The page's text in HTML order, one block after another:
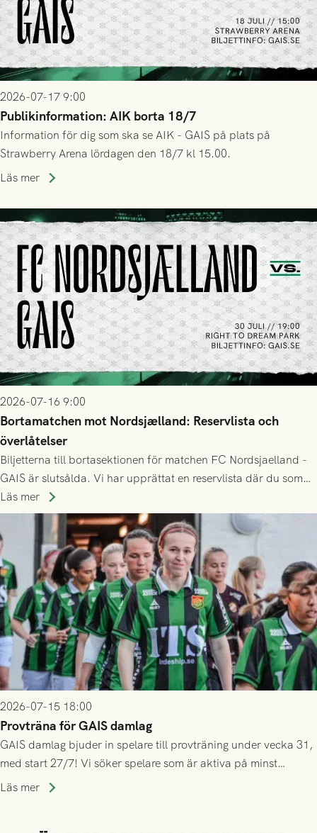
2026-07-17 9:00
Publikinformation: AIK borta 18/7
Information för dig som ska se AIK - GAIS på plats på
Strawberry Arena lördagen den 18/7 kl 15.00.
Läs mer
2026-07-16 9:00
Bortamatchen mot Nordsjælland: Reservlista och
överlåtelser
Biljetterna till bortasektionen för matchen FC Nordsjaelland -
GAIS är slutsålda. Vi har upprättat en reservlista där du som
ännu inte har någon biljett kan anmäla ditt intresse. Du kan
inte själv överlåta din biljett till någon annan.
Läs mer
2026-07-15 18:00
Provträna för GAIS damlag
GAIS damlag bjuder in spelare till provträning under vecka 31,
med start 27/7! Vi söker spelare som är aktiva på minst
division 3-nivå.
Läs mer